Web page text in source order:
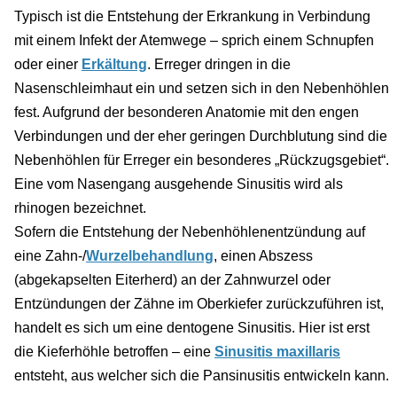
Typisch ist die Entstehung der Erkrankung in Verbindung
mit einem Infekt der Atemwege – sprich einem Schnupfen
oder einer Erkältung. Erreger dringen in die
Nasenschleimhaut ein und setzen sich in den Nebenhöhlen
fest. Aufgrund der besonderen Anatomie mit den engen
Verbindungen und der eher geringen Durchblutung sind die
Nebenhöhlen für Erreger ein besonderes „Rückzugsgebiet“.
Eine vom Nasengang ausgehende Sinusitis wird als
rhinogen bezeichnet.
Sofern die Entstehung der Nebenhöhlenentzündung auf
eine Zahn-/Wurzelbehandlung, einen Abszess
(abgekapselten Eiterherd) an der Zahnwurzel oder
Entzündungen der Zähne im Oberkiefer zurückzuführen ist,
handelt es sich um eine dentogene Sinusitis. Hier ist erst
die Kieferhöhle betroffen – eine Sinusitis maxillaris
entsteht, aus welcher sich die Pansinusitis entwickeln kann.